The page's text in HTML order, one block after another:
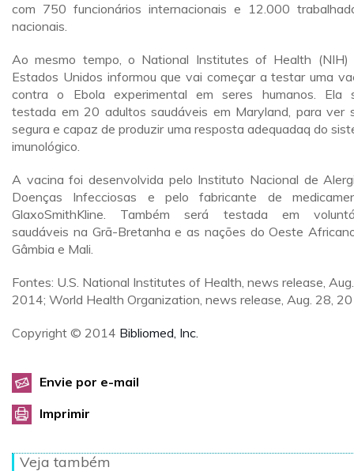
com 750 funcionários internacionais e 12.000
nacionais.
Ao mesmo tempo, o National Institutes of Health (NIH)
Estados Unidos informou que vai começar a testar uma
contra o Ebola experimental em seres humanos. Ela
testada em 20 adultos saudáveis ​​em Maryland, para ver
segura e capaz de produzir uma resposta adequadaq do
imunológico.
A vacina foi desenvolvida pelo Instituto Nacional de
Doenças Infecciosas e pelo fabricante de
GlaxoSmithKline. Também será testada em
saudáveis ​​na Grã-Bretanha e as nações do Oeste
Gâmbia e Mali.
Fontes: U.S. National Institutes of Health, news release,
2014; World Health Organization, news release, Aug. 28,
Copyright © 2014 Bibliomed, Inc.
Envie por e-mail
Imprimir
Veja também